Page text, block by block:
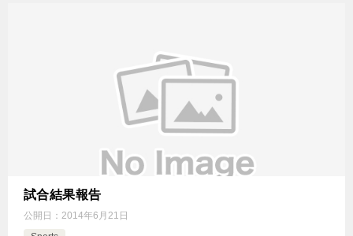
試合結果報告
公開日： 2014年6月21日